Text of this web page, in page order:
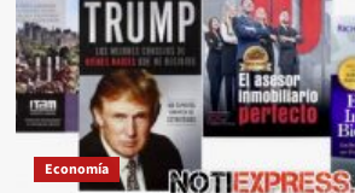
odio
desde
Palacio
Economía